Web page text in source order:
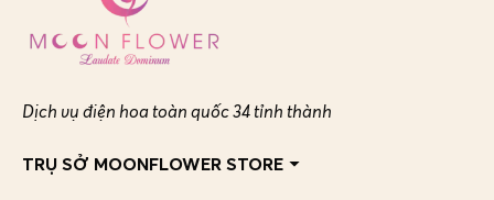
Dịch vụ điện hoa toàn quốc 34 tỉnh thành
TRỤ SỞ MOONFLOWER STORE